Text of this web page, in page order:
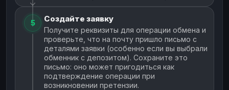
5 Создайте заявку
Получите реквизиты для операции обмена и
проверьте, что на почту пришло письмо с
деталями заявки (особенно если вы выбрали
обменник с депозитом). Сохраните это
письмо: оно может пригодиться как
подтверждение операции при
возникновении претензии.